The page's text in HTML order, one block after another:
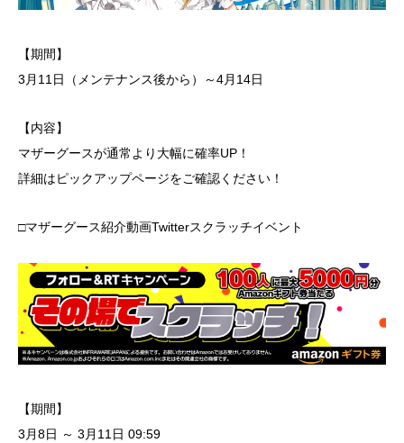
【期間】
3月11日（メンテナンス後から）～4月14日
【内容】
マザーグースが通常より大幅に確率UP！
詳細はピックアップページをご確認ください！
□マザーグース紹介動画Twitterスクラッチイベント
【期間】
3月8日 ～ 3月11日 09:59